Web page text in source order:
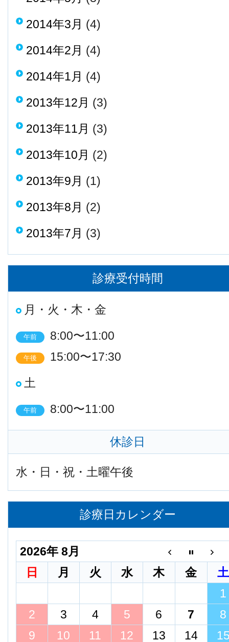
2014年3月 (4)
2014年2月 (4)
2014年1月 (4)
2013年12月 (3)
2013年11月 (3)
2013年10月 (2)
2013年9月 (1)
2013年8月 (2)
2013年7月 (3)
診療受付時間
月・火・木・金
午前 8:00〜11:00
午後
15:00〜17:30
土
午前 8:00〜11:00
休診日
水・日・祝・土曜午後
診療日カレンダー
2026年 8月
日
月 火 水 木 金
土
1
2
3 4 5 6 7
8
9
10 11 12 13 14